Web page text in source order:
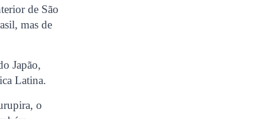
de São
mas de
Japão,
Latina.
o